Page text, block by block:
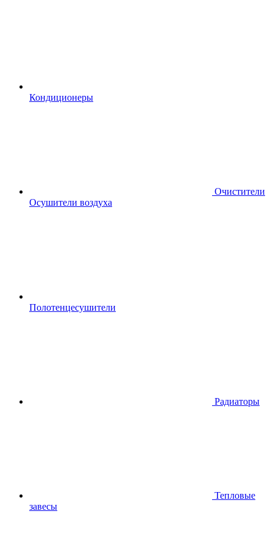
Кондиционеры
Очистители
Осушители воздуха
Полотенцесушители
Радиаторы
Тепловые
завесы